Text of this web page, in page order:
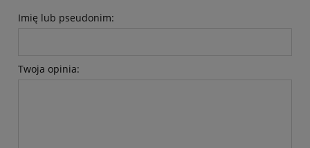
Imię lub pseudonim:
Twoja opinia: